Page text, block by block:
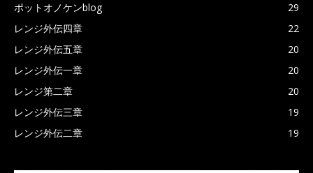
ポットオノケンblog
29
レンジ外伝四章
22
レンジ外伝五章
20
レンジ外伝一章
20
レンジ第二章
20
レンジ外伝三章
19
レンジ外伝二章
19